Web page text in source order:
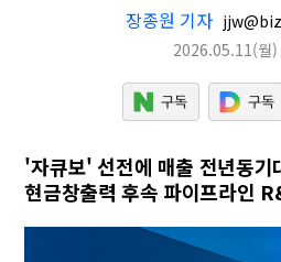
장종원 기자
2026.05.11(월)
'자큐보' 선전에 매출 전년동
현금창출력 후속 파이프라인